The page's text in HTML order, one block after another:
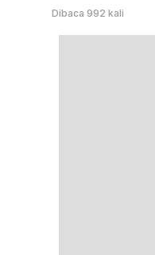
Dibaca 992 kali